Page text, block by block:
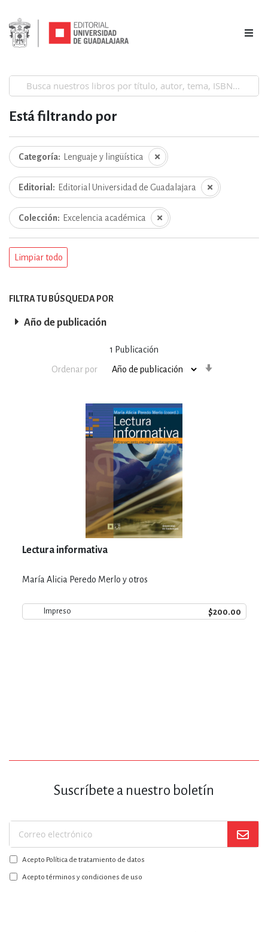
1 Publicación
Ordenar por
Lectura informativa
María Alicia Peredo Merlo y otros
Impreso $200.00
Está filtrando por
Categoría Lenguaje y lingüística
Editorial Editorial Universidad de Guadalajara
Colección Excelencia académica
Limpiar todo
FILTRA TU BÚSQUEDA POR
Año de publicación
Suscríbete a nuestro boletín
Suscríbase
a
nuestro
boletín:
Acepto Política de tratamiento de datos
Acepto términos y condiciones de uso